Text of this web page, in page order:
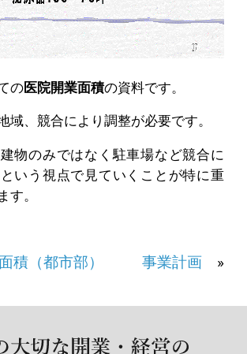
の医院開業面積の資料です。
域、競合により調整が必要です。
物のみではなく駐車場など競合に
いう視点で見ていくことが特に重
す。
積（都市部） 事業計画»